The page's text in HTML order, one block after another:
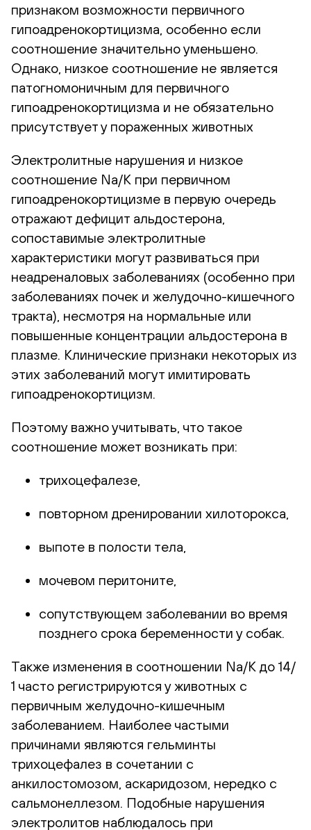
признаком возможности первичного
гипоадренокортицизма, особенно если
соотношение значительно уменьшено.
Однако, низкое соотношение не является
патогномоничным для первичного
гипоадренокортицизма и не обязательно
присутствует у пораженных животных
Электролитные нарушения и низкое
соотношение Na/K при первичном
гипоадренокортицизме в первую очередь
отражают дефицит альдостерона,
сопоставимые электролитные
характеристики могут развиваться при
неадреналовых заболеваниях (особенно при
заболеваниях почек и желудочно-кишечного
тракта), несмотря на нормальные или
повышенные концентрации альдостерона в
плазме. Клинические признаки некоторых из
этих заболеваний могут имитировать
гипоадренокортицизм.
Поэтому важно учитывать, что такое
соотношение может возникать при:
трихоцефалезе,
повторном дренировании хилоторокса,
выпоте в полости тела,
мочевом перитоните,
сопутствующем заболевании во время
позднего срока беременности у собак.
Также изменения в соотношении Na/K до 14/
1 часто регистрируются у животных с
первичным желудочно-кишечным
заболеванием. Наиболее частыми
причинами являются гельминты
трихоцефалез в сочетании с
анкилостомозом, аскаридозом, нередко с
сальмонеллезом. Подобные нарушения
электролитов наблюдалось при